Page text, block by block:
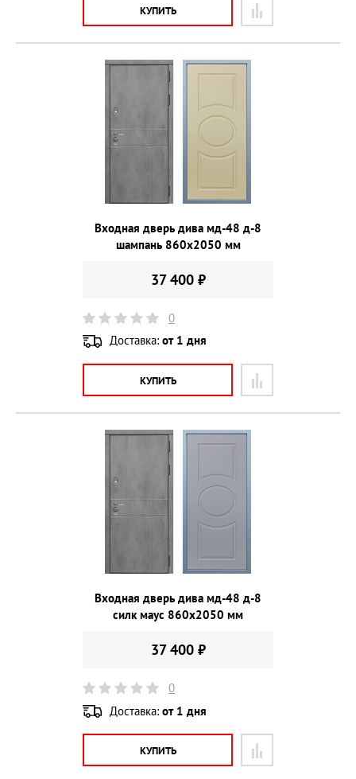
КУПИТЬ
Входная дверь дива мд-48 д-8
шампань 860х2050 мм
37 400 ₽
0
Доставка: от 1 дня
КУПИТЬ
Входная дверь дива мд-48 д-8
силк маус 860х2050 мм
37 400 ₽
0
Доставка: от 1 дня
КУПИТЬ